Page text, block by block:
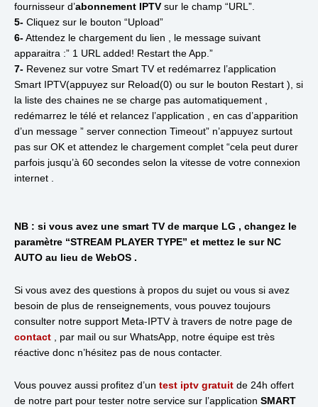
fournisseur d’abonnement IPTV sur le champ “URL”.
5- Cliquez sur le bouton “Upload”
6- Attendez le chargement du lien , le message suivant
apparaitra :” 1 URL added! Restart the App.”
7- Revenez sur votre Smart TV et redémarrez l’application
Smart IPTV(appuyez sur Reload(0) ou sur le bouton Restart ), si
la liste des chaines ne se charge pas automatiquement ,
redémarrez le télé et relancez l’application , en cas d’apparition
d’un message ” server connection Timeout” n’appuyez surtout
pas sur OK et attendez le chargement complet “cela peut durer
parfois jusqu’à 60 secondes selon la vitesse de votre connexion
internet .
NB : si vous avez une smart TV de marque LG , changez le
paramètre “STREAM PLAYER TYPE” et mettez le sur NC
AUTO au lieu de WebOS .
Si vous avez des questions à propos du sujet ou vous si avez
besoin de plus de renseignements, vous pouvez toujours
consulter notre support Meta-IPTV à travers de notre page de
contact , par mail ou sur WhatsApp, notre équipe est très
réactive donc n’hésitez pas de nous contacter.
Vous pouvez aussi profitez d’un test iptv gratuit de 24h offert
de notre part pour tester notre service sur l’application SMART